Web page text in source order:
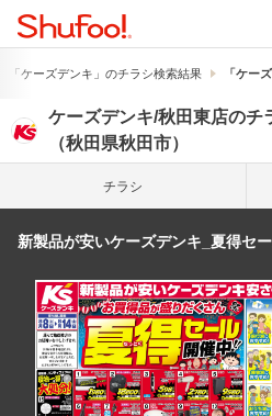
「ケーズデンキ」のチラシ検索結果 「ケー
ケーズデンキ/秋田東店のチ
（秋田県秋田市）
チラシ
新製品が安いケーズデンキ_夏得セ